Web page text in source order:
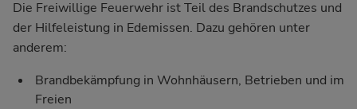
Die Freiwillige Feuerwehr ist Teil des Brandschutzes und
der Hilfeleistung in Edemissen. Dazu gehören unter
anderem:
Brandbekämpfung in Wohnhäusern, Betrieben und im
Freien